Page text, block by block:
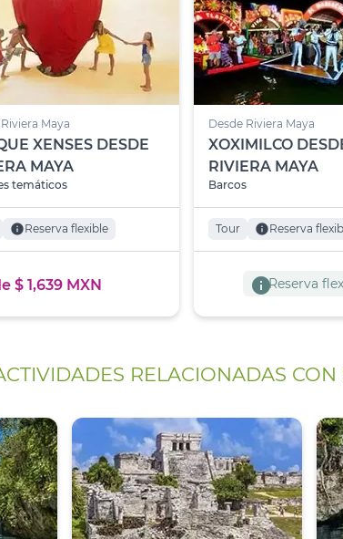
Maya
XENSES DESDE
MAYA
temáticos
infoReserva flexible
$ 1,639 MXN
Desde Riviera Maya
XOXIMILCO
RIVIERA MAYA
Barcos
Tour infoReserva
infoReserva
RELACIONADAS